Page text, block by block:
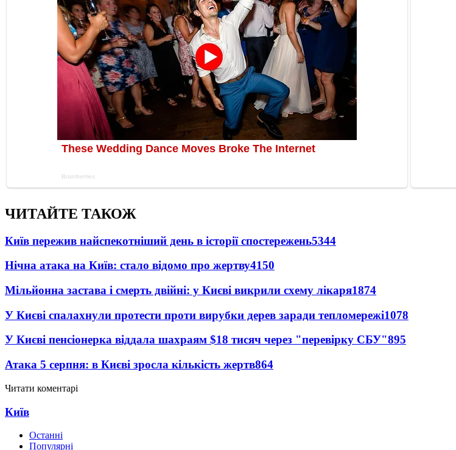
ЧИТАЙТЕ ТАКОЖ
Київ пережив найспекотніший день в історії спостережень5344
Нічна атака на Київ: стало відомо про жертву4150
Мільйонна застава і смерть двійні: у Києві викрили схему лікаря1874
У Києві спалахнули протести проти вирубки дерев заради тепломережі1078
У Києві пенсіонерка віддала шахраям $18 тисяч через "перевірку СБУ"895
Атака 5 серпня: в Києві зросла кількість жертв864
Читати коментарі
Київ
Останні
Популярні